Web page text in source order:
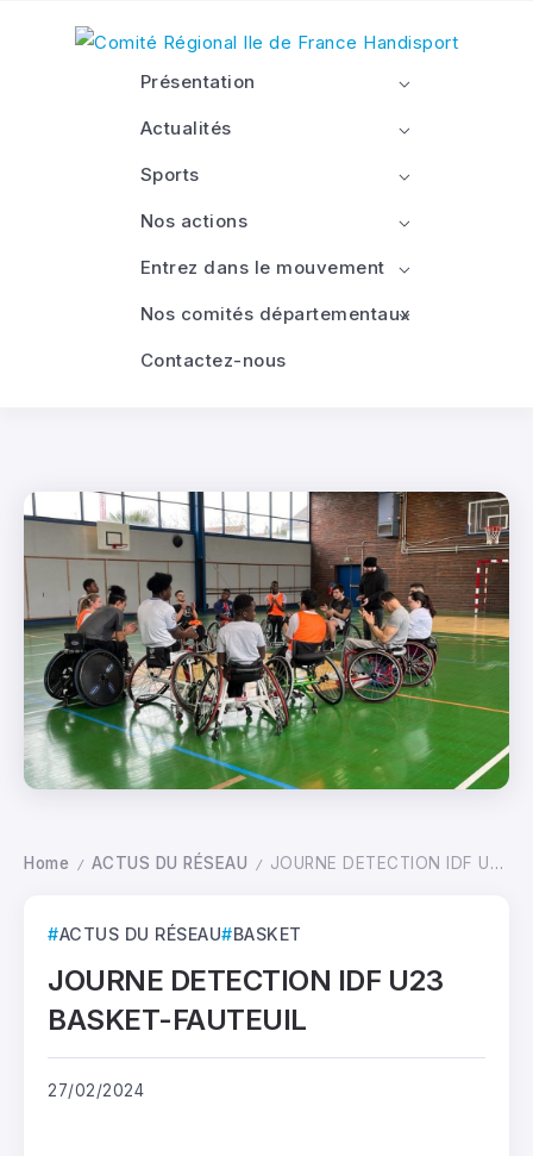
Présentation
Actualités
Sports
Nos actions
Entrez dans le mouvement
Nos comités départementaux
Contactez-nous
Home / ACTUS DU RÉSEAU / JOURNE DETECTION IDF U23 BASKET-FAUTEUIL
ACTUS DU RÉSEAU BASKET
JOURNE DETECTION IDF U23
BASKET-FAUTEUIL
27/02/2024